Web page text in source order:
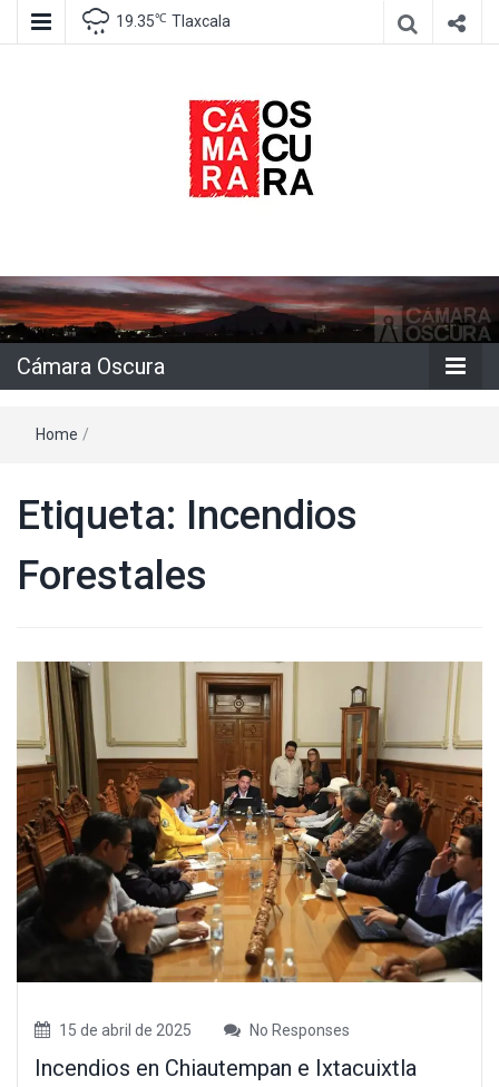
19.35℃ Tlaxcala
Cámara
Oscura
Cámara Oscura
Home /
Etiqueta: Incendios
Forestales
15 de abril de 2025 No Responses
Incendios en Chiautempan e Ixtacuixtla